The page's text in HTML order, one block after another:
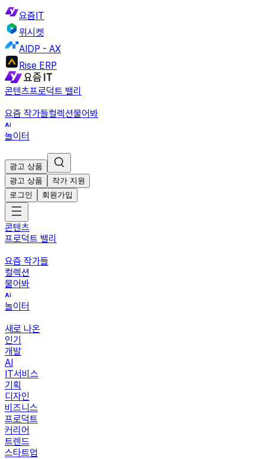
요즘IT
위시켓
AIDP - AX
Rise ERP
콘텐츠프로덕트 밸리
요즘 작가들컬렉션물어봐
놀이터
광고 상품
광고 상품
작가 지원
로그인
회원가입
콘텐츠
프로덕트 밸리
요즘 작가들
컬렉션
물어봐
놀이터
새로 나온
인기
개발
AI
IT서비스
기획
디자인
비즈니스
프로덕트
커리어
트렌드
스타트업